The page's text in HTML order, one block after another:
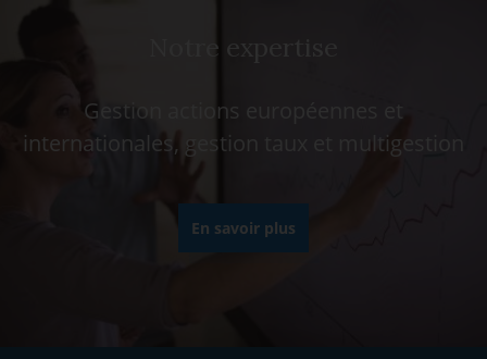
Notre expertise
Gestion actions européennes et
internationales, gestion taux et multigestion
En savoir plus